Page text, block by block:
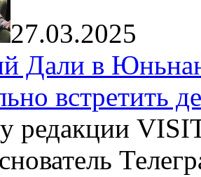
27.03.2025
Дали в
встретить
редакции